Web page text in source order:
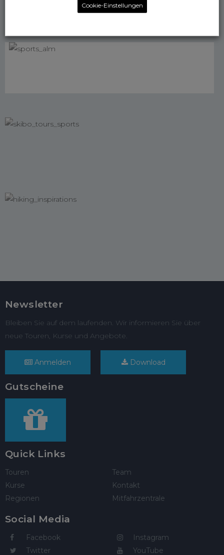
Newsletter
Bleiben Sie auf dem laufenden. Wir informieren Sie über
neue Touren, Kurse und Angebote.
Anmelden Download
Gutscheine
Quick Links
Touren
Kurse
Regionen
Team
Kontakt
Mitfahrzentrale
Social Media
Facebook
Twitter
Instagram
YouTube
Cookie-Einstellungen